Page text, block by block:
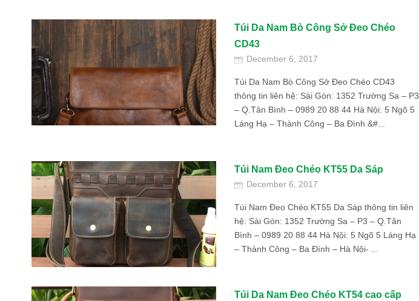
Túi Da Nam Bò Công Sở Đeo Chéo
CD43
December 6, 2017
Túi Da Nam Bò Công Sở Đeo Chéo CD43
thông tin liên hệ: Sài Gòn: 1352 Trường Sa – P3
– Q.Tân Bình – 0989 20 88 44 Hà Nội: 5 Ngõ 5
Láng Hạ – Thành Công – Ba Đình &#...
Túi Nam Đeo Chéo KT55 Da Sáp
December 6, 2017
Túi Nam Đeo Chéo KT55 Da Sáp thông tin liên
hệ: Sài Gòn: 1352 Trường Sa – P3 – Q.Tân
Bình – 0989 20 88 44 Hà Nội: 5 Ngõ 5 Láng Hạ
– Thành Công – Ba Đình – Hà Nội- ...
Túi Da Nam Đeo Chéo KT54 cao cấp